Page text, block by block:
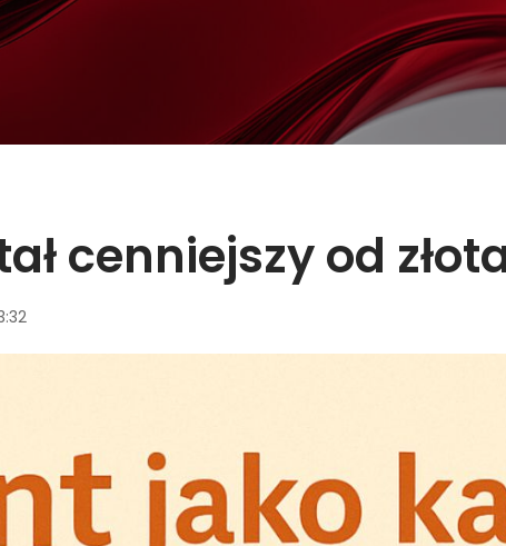
cenniejszy od